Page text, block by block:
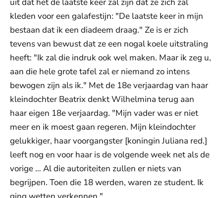
kleden voor een galafestijn: "De laatste keer in mijn
bestaan dat ik een diadeem draag." Ze is er zich
tevens van bewust dat ze een nogal koele uitstraling
heeft: "Ik zal die indruk ook wel maken. Maar ik zeg u,
aan die hele grote tafel zal er niemand zo intens
bewogen zijn als ik." Met de 18e verjaardag van haar
kleindochter Beatrix denkt Wilhelmina terug aan
haar eigen 18e verjaardag. "Mijn vader was er niet
meer en ik moest gaan regeren. Mijn kleindochter
gelukkiger, haar voorgangster [koningin Juliana red.]
leeft nog en voor haar is de volgende week net als de
vorige … Al die autoriteiten zullen er niets van
begrijpen. Toen die 18 werden, waren ze student. Ik